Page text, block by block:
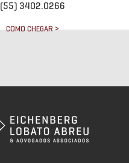
(55) 3402.0266
COMO CHEGAR >